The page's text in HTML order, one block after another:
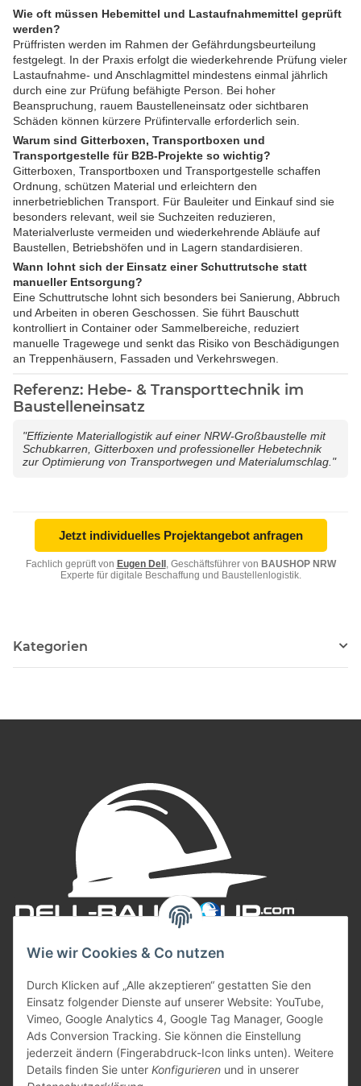
Wie wir Cookies & Co nutzen
Durch Klicken auf „Alle akzeptieren“ gestatten Sie den
Einsatz folgender Dienste auf unserer Website: YouTube,
Vimeo, Google Analytics 4, Google Tag Manager, Google
Ads Conversion Tracking. Sie können die Einstellung
jederzeit ändern (Fingerabdruck-Icon links unten). Weitere
Details finden Sie unter Konfigurieren und in unserer
Wie oft müssen Hebemittel und Lastaufnahmemittel geprüft
werden?
Prüffristen werden im Rahmen der Gefährdungsbeurteilung
festgelegt. In der Praxis erfolgt die wiederkehrende Prüfung vieler
Lastaufnahme- und Anschlagmittel mindestens einmal jährlich
durch eine zur Prüfung befähigte Person. Bei hoher
Beanspruchung, rauem Baustelleneinsatz oder sichtbaren
Schäden können kürzere Prüfintervalle erforderlich sein.
Warum sind Gitterboxen, Transportboxen und
Transportgestelle für B2B-Projekte so wichtig?
Gitterboxen, Transportboxen und Transportgestelle schaffen
Ordnung, schützen Material und erleichtern den
innerbetrieblichen Transport. Für Bauleiter und Einkauf sind sie
besonders relevant, weil sie Suchzeiten reduzieren,
Materialverluste vermeiden und wiederkehrende Abläufe auf
Baustellen, Betriebshöfen und in Lagern standardisieren.
Wann lohnt sich der Einsatz einer Schuttrutsche statt
manueller Entsorgung?
Eine Schuttrutsche lohnt sich besonders bei Sanierung, Abbruch
und Arbeiten in oberen Geschossen. Sie führt Bauschutt
kontrolliert in Container oder Sammelbereiche, reduziert
manuelle Tragewege und senkt das Risiko von Beschädigungen
an Treppenhäusern, Fassaden und Verkehrswegen.
Referenz: Hebe- & Transporttechnik im
Baustelleneinsatz
"Effiziente Materiallogistik auf einer NRW-Großbaustelle mit
Schubkarren, Gitterboxen und professioneller Hebetechnik
zur Optimierung von Transportwegen und Materialumschlag."
Jetzt individuelles Projektangebot anfragen
Fachlich geprüft von Eugen Dell, Geschäftsführer von BAUSHOP NRW
Experte für digitale Beschaffung und Baustellenlogistik.
Kategorien
Informationen